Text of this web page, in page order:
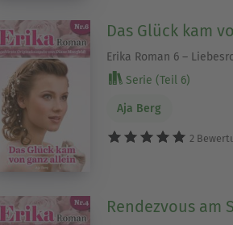
Das Glück kam
Erika Roman 6 –
Serie (Teil 6)
Aja Berg
2
Rendezvous am